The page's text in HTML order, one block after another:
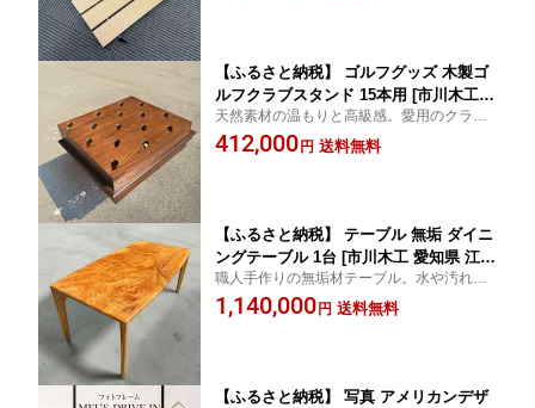
【ふるさと納税】 ゴルフグッズ 木製ゴ
ルフクラブスタンド 15本用 [市川木工
愛知県 江南市 ko23btu690001] 天然素
材使用 木製 ゴルフ ゴルフクラブスタン
天然素材の温もりと高級感。愛用のクラブ
を美しく飾る15本収納立て
412,000円 送料無料
【ふるさと納税】 テーブル 無垢 ダイニ
ングテーブル 1台 [市川木工 愛知県 江南
市 ko23btu690002] 木製 机 リビング 家
具 インテリア 手作業
職人手作りの無垢材テーブル。水や汚れに
強く、長く愛用できる逸品
1,140,000円 送料無料
【ふるさと納税】 写真 アメリカンデザ